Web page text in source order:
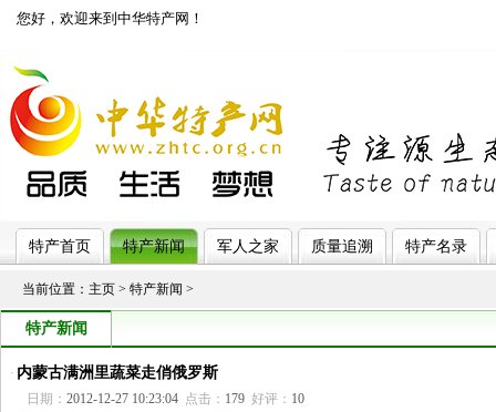
您好，欢迎来到中华特产网！
济南网站制作
特产首页
特产新闻 军人之家 质量追溯 特产名录
当前位置： 主页 > 特产新闻 >
特产新闻
· 内蒙古满洲里蔬菜走俏俄罗斯
日期： 2012-12-27 10:23:04 点击： 179 好评： 10